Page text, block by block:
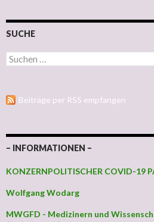
SUCHE
Suchen nach:
Beiträge per RSS empfangen
– INFORMATIONEN –
KONZERNPOLITISCHER COVID-19
Wolfgang Wodarg
MWGFD - Medizinern und